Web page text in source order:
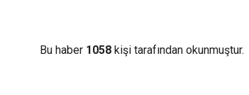
Bu haber 1058kişi tarafından okunmuştur.